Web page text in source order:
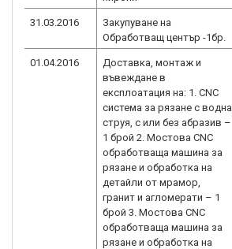
31.03.2016
Закупуване на
Обработващ център -1бр.
01.04.2016
Доставка, монтаж и
въвеждане в
експлоатация на: 1. CNC
система за рязане с водна
струя, с или без абразив –
1 брой 2. Мостова CNC
обработваща машина за
рязане и обработка на
детайли от мрамор,
гранит и агломерати – 1
брой 3. Мостова CNC
обработваща машина за
рязане и обработка на